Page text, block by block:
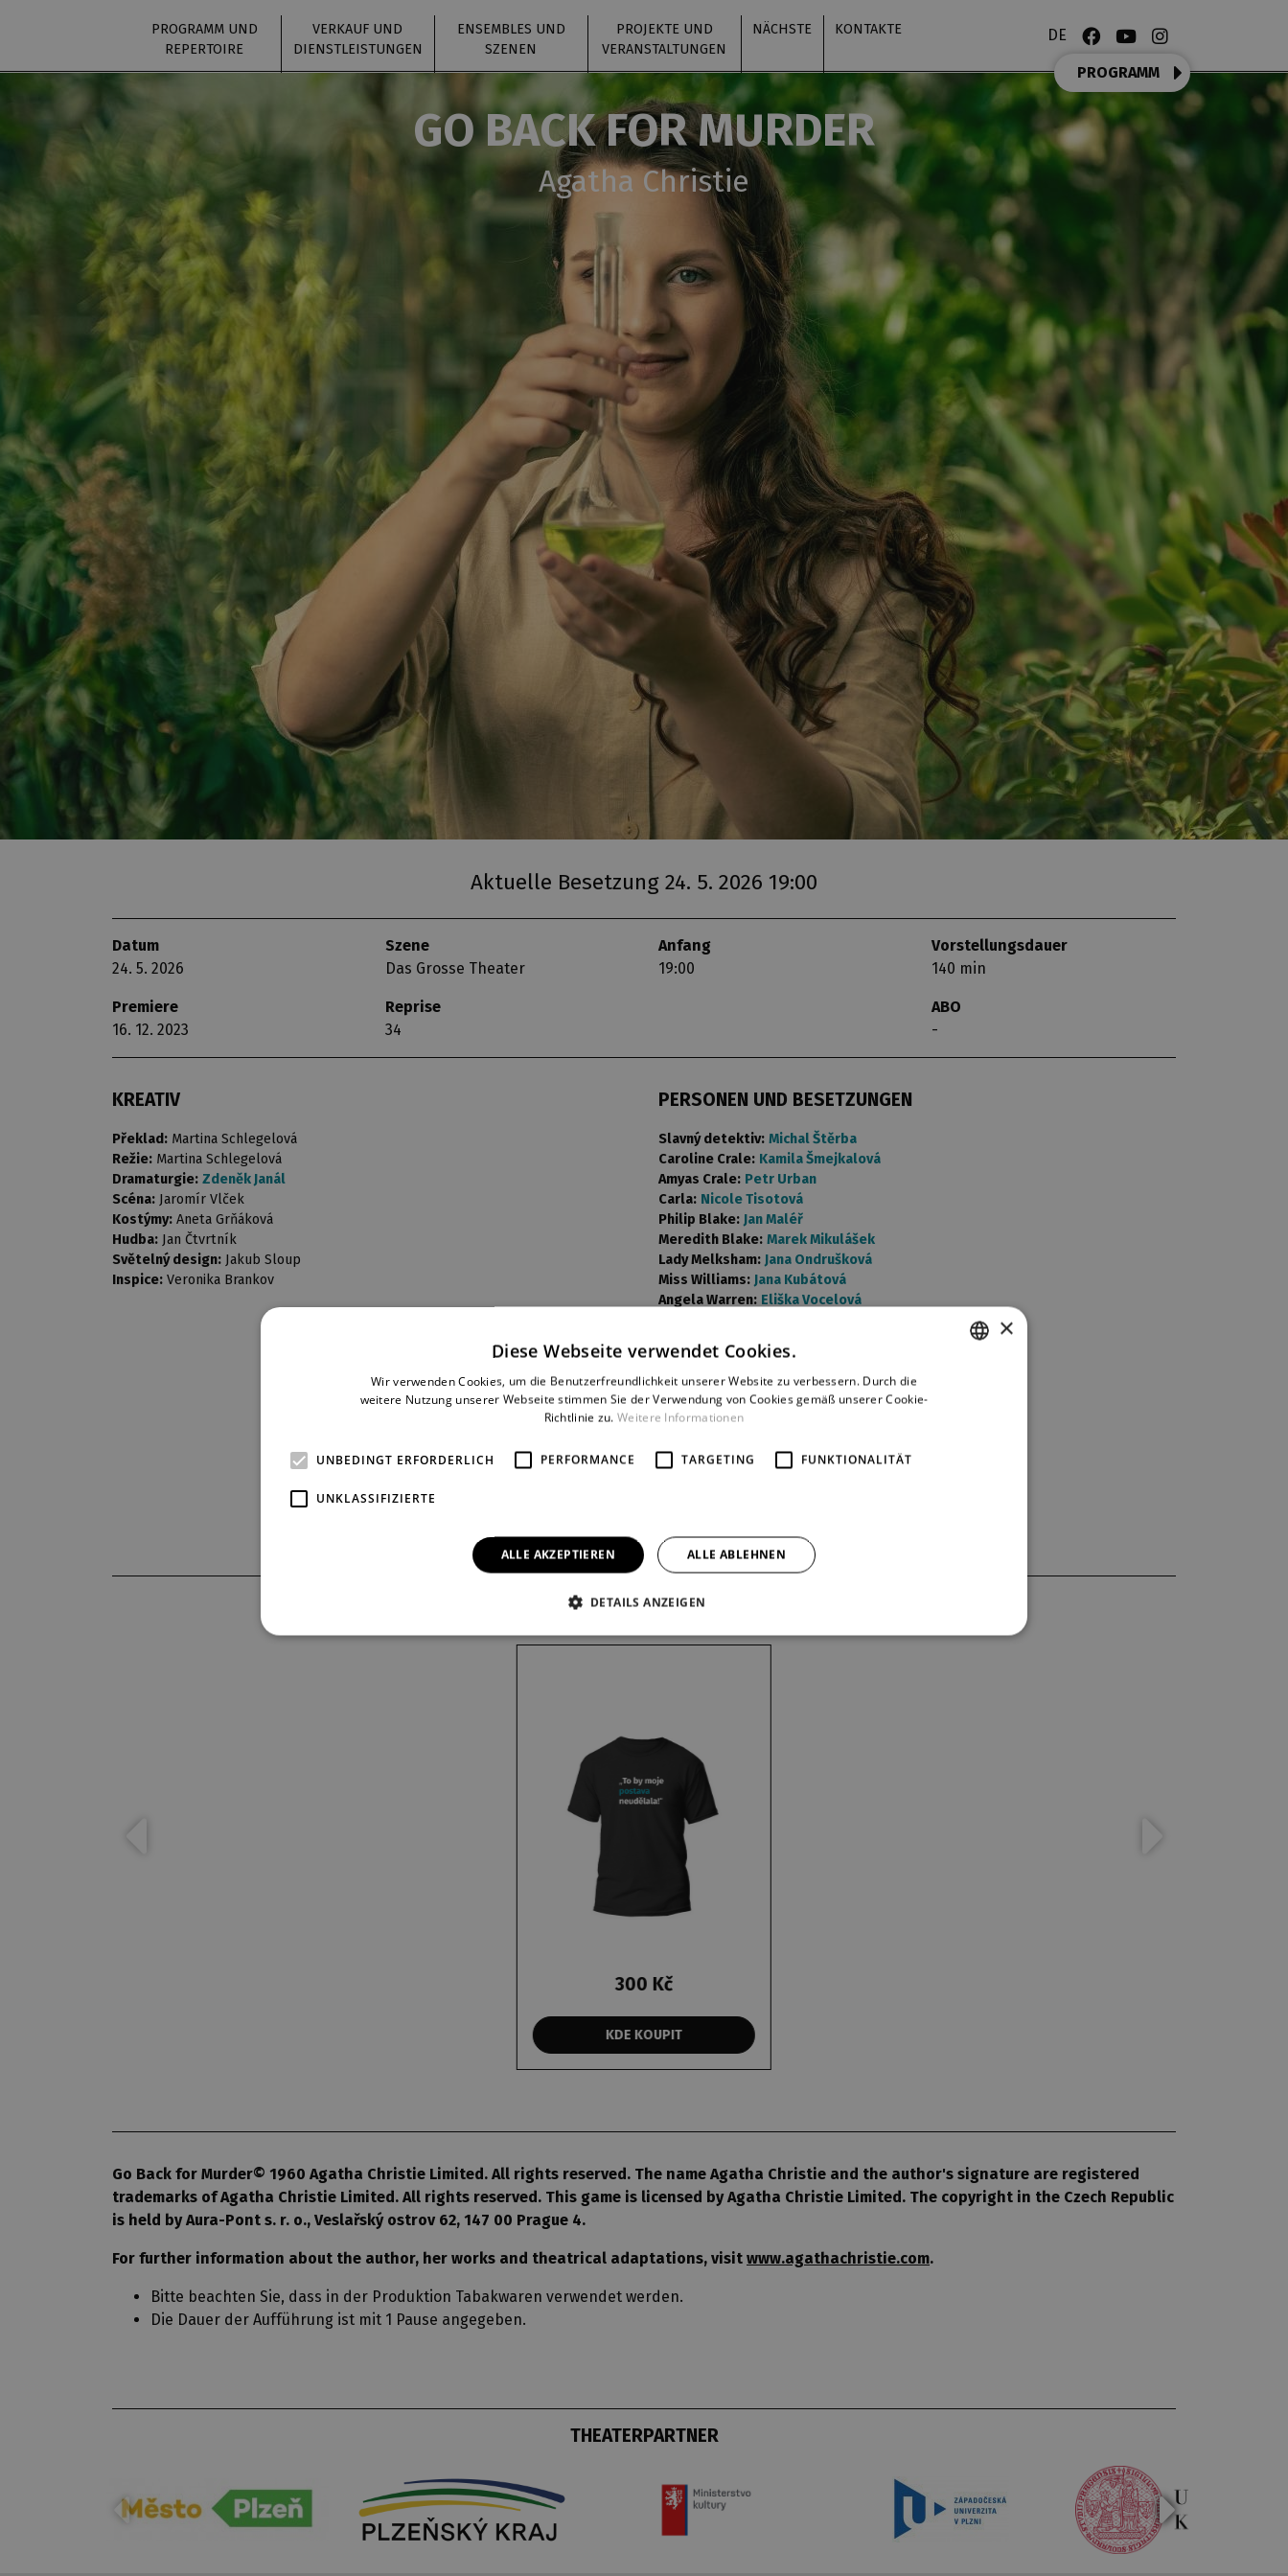
PROGRAMM UND
REPERTOIRE
VERKAUF UND
DIENSTLEISTUNGEN
ENSEMBLES UND
SZENEN
PROJEKTE UND
VERANSTALTUNGEN
NÄCHSTE KONTAKTE DE
PROGRAMM
GO BACK FOR MURDER
Agatha Christie
Aktuelle Besetzung 24. 5. 2026 19:00
Datum
24. 5. 2026
Szene
Das Grosse Theater
Anfang
19:00
Vorstellungsdauer
140 min
Premiere
16. 12. 2023
Reprise
34
ABO
-
KREATIV
Překlad: Martina Schlegelová
Režie: Martina Schlegelová
Dramaturgie: Zdeněk Janál
Scéna: Jaromír Vlček
Kostýmy: Aneta Grňáková
Hudba: Jan Čtvrtník
Světelný design: Jakub Sloup
Inspice: Veronika Brankov
PERSONEN UND BESETZUNGEN
Slavný detektiv: Michal Štěrba
Caroline Crale: Kamila Šmejkalová
Amyas Crale: Petr Urban
Carla: Nicole Tisotová
Philip Blake: Jan Maléř
Meredith Blake: Marek Mikulášek
Lady Melksham: Jana Ondrušková
Miss Williams: Jana Kubátová
Angela Warren: Eliška Vocelová
Turnball:
Jaroslav Matějka
Tschechische Prämiere Letzte Wiederholungen
MERCH
300 Kč
KDE KOUPIT
Go Back for Murder© 1960 Agatha Christie Limited. All rights reserved. The name Agatha Christie and the author's signature are registered
trademarks of Agatha Christie Limited. All rights reserved. This game is licensed by Agatha Christie Limited. The copyright in the Czech Republic
is held by Aura-Pont s. r. o., Veslařský ostrov 62, 147 00 Prague 4.
For further information about the author, her works and theatrical adaptations, visit www.agathachristie.com.
Bitte beachten Sie, dass in der Produktion Tabakwaren verwendet werden.
Die Dauer der Aufführung ist mit 1 Pause angegeben.
THEATERPARTNER
×
Diese Webseite verwendet Cookies.
Wir verwenden Cookies, um die Benutzerfreundlichkeit unserer Website zu verbessern. Durch die
weitere Nutzung unserer Webseite stimmen Sie der Verwendung von Cookies gemäß unserer Cookie-
Richtlinie zu. Weitere Informationen
UNBEDINGT ERFORDERLICH PERFORMANCE TARGETING FUNKTIONALITÄT
UNKLASSIFIZIERTE
ALLE AKZEPTIEREN ALLE ABLEHNEN
DETAILS ANZEIGEN